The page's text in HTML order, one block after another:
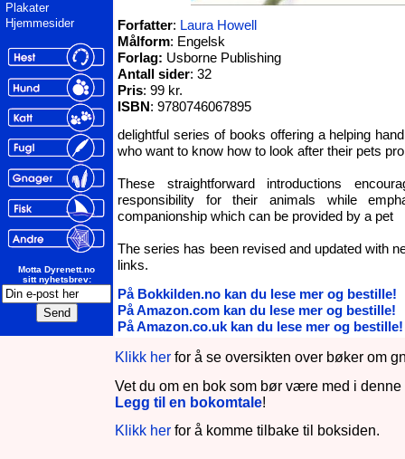
Plakater
Hjemmesider
Motta Dyrenett.no
sitt nyhetsbrev:
Forfatter: Laura Howell
Målform: Engelsk
Forlag: Usborne Publishing
Antall sider: 32
Pris: 99 kr.
ISBN: 9780746067895
delightful series of books offering a helping
who want to know how to look after their pets
These straightforward introductions
responsibility for their animals while
companionship which can be provided by a pet
The series has been revised and updated with
links.
På Bokkilden.no kan du lese mer og bestille!
På Amazon.com kan du lese mer og bestille!
På Amazon.co.uk kan du lese mer og bestille!
Klikk her for å se oversikten over bøker om
Vet du om en bok som bør være med i
Legg til en bokomtale!
Klikk her for å komme tilbake til boksiden.